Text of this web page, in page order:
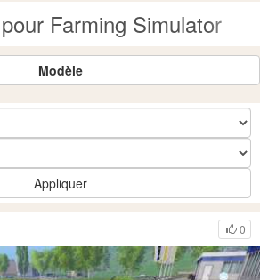
Farming Simulator
Modèle
Appliquer
0